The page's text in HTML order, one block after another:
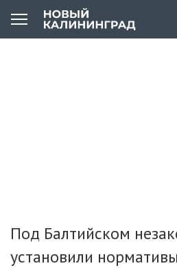
Под Балтийском
установили